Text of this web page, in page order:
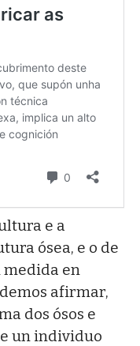
e a
ósea, e o de
medida en
afirmar,
dos ósos e
un individuo